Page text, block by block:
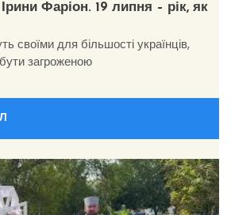
Фаріон. 19 липня – рік, як
своїми для більшості українців,
загроженою